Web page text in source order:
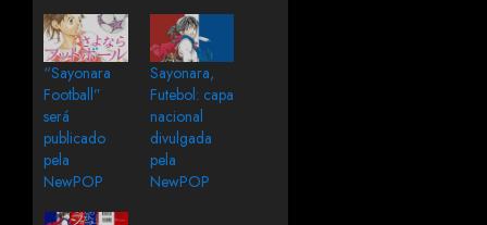
“Sayonara
Football”
será
publicado
pela
NewPOP
Sayonara,
Futebol: capa
nacional
divulgada
pela
NewPOP